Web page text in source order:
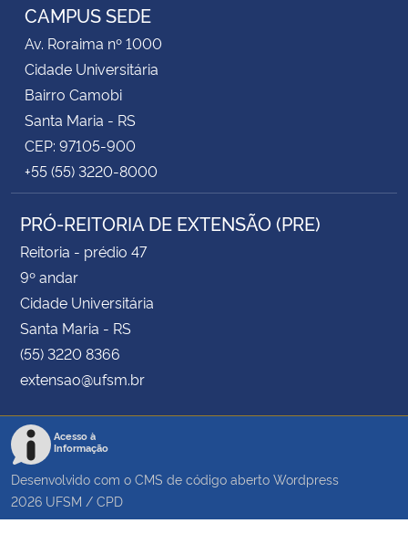
CAMPUS SEDE
Av. Roraima nº 1000
Cidade Universitária
Bairro Camobi
Santa Maria - RS
CEP: 97105-900
+55 (55) 3220-8000
PRÓ-REITORIA DE EXTENSÃO (PRE)
Reitoria - prédio 47
9º andar
Cidade Universitária
Santa Maria - RS
(55) 3220 8366
extensao@ufsm.br
Acesso à
Informação
Desenvolvido com o CMS de código aberto Wordpress
2026 UFSM / CPD